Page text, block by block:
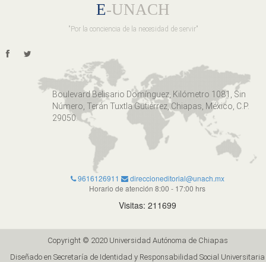
E-UNACH
"Por la conciencia de la necesidad de servir"
Boulevard Belisario Domínguez, Kilómetro 1081, Sin
Número, Terán Tuxtla Gutiérrez, Chiapas, México, C.P.
29050.
9616126911
direccioneditorial@unach.mx
Horario de atención 8:00 - 17:00 hrs
Visitas: 211699
Copyright © 2020 Universidad Autónoma de Chiapas
Diseñado en Secretaría de Identidad y Responsabilidad Social Universitaria